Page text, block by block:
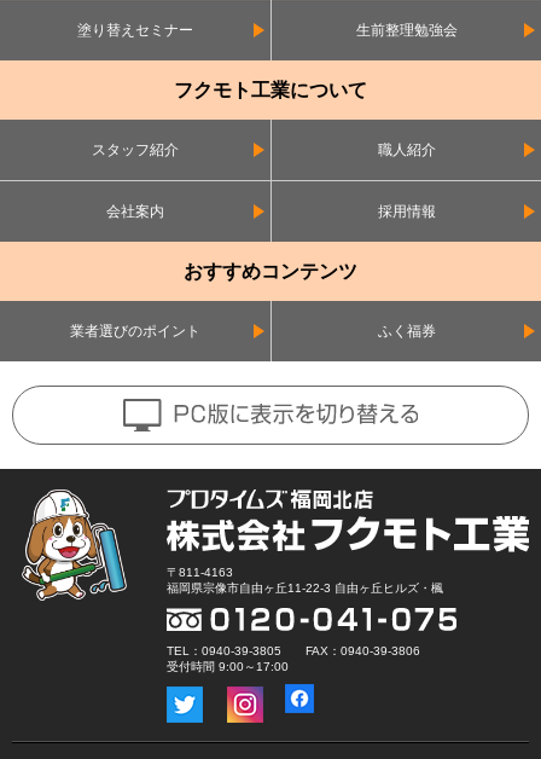
塗り替えセミナー 生前整理勉強会
フクモト工業について
スタッフ紹介 職人紹介
会社案内 採用情報
おすすめコンテンツ
業者選びのポイント ふく福券
〒811-4163
福岡県宗像市自由ヶ丘11-22-3 自由ヶ丘ヒルズ・楓
TEL：0940-39-3805 FAX：0940-39-3806
受付時間 9:00～17:00